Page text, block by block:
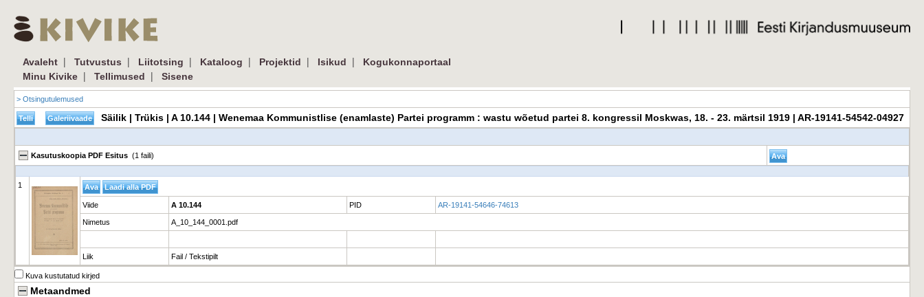
Avaleht | Tutvustus | Liitotsing | Kataloog | Projektid | Isikud |
Kogukonnaportaal
Minu Kivike | Tellimused | Sisene
> Otsingutulemused
Säilik | Trükis | A 10.144 | Wenemaa Kommunistlise (enamlaste) Partei programm : wastu wõetud partei 8. kongressil Moskwas, 18. - 23. märtsil 1919 | AR-19141-54542-04927
Kasutuskoopia PDF Esitus (1 faili)
1
Viide A 10.144 PID AR-19141-54646-74613
Nimetus A_10_144_0001.pdf
Liik Fail / Tekstipilt
Kuva kustutatud kirjed
Metaandmed